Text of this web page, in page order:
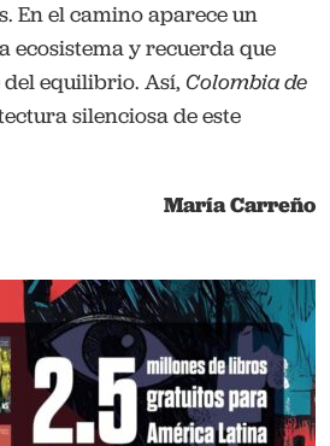
En el camino aparece un
ecosistema y recuerda que
equilibrio. Así, Colombia de
silenciosa de este
María Carreño